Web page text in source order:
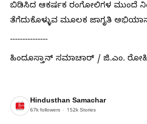
ಬಿಡಿಸಿದ ಆಕರ್ಷಕ ರಂಗೋಲಿಗಳ ಮುಂದೆ
ತೆಗೆದುಕೊಳ್ಳುವ ಮೂಲಕ ಜಾಗೃತಿ
---------------
ಹಿಂದೂಸ್ತಾನ್ ಸಮಾಚಾರ್ / ಜಿ.ಎಂ.
Hindusthan Samachar
67k followers 152k Stories